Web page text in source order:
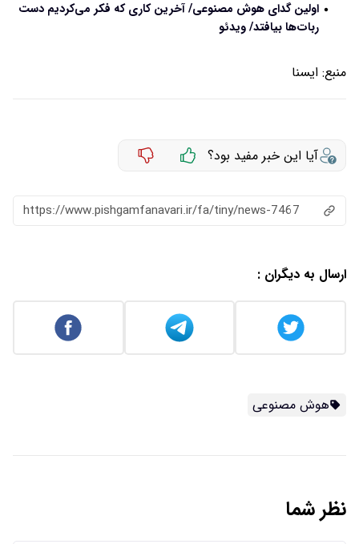
اولین گدای هوش مصنوعی/ آخرین کاری که فکر می‌کردیم دست
ربات‌ها بیافتد/ ویدئو
منبع: ايسنا
آیا این خبر مفید بود؟
https://www.pishgamfanavari.ir/fa/tiny/news-7467
ارسال به دیگران :
هوش مصنوعی
نظر شما